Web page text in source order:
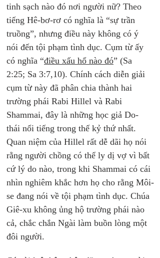
tinh sạch nào đó nơi người nữ? Theo
tiếng Hê-bơ-rơ có nghĩa là “sự trần
truồng”, nhưng điều này không có ý
nói đến tội phạm tình dục. Cụm từ ấy
có nghĩa “điều xấu hổ nào đó” (Sa
2:25; Sa 3:7,10). Chính cách diễn giải
cụm từ này đã phân chia thành hai
trường phái Rabi Hillel và Rabi
Shammai, đây là những học giả Do-
thái nổi tiếng trong thế kỷ thứ nhất.
Quan niệm của Hillel rất dễ dãi họ nói
rằng người chồng có thể ly dị vợ vì bất
cứ lý do nào, trong khi Shammai có cái
nhìn nghiêm khắc hơn họ cho rằng Môi-
se đang nói về tội phạm tình dục. Chúa
Giê-xu không ủng hộ trường phái nào
cả, chắc chắn Ngài làm buồn lòng một
đôi người.